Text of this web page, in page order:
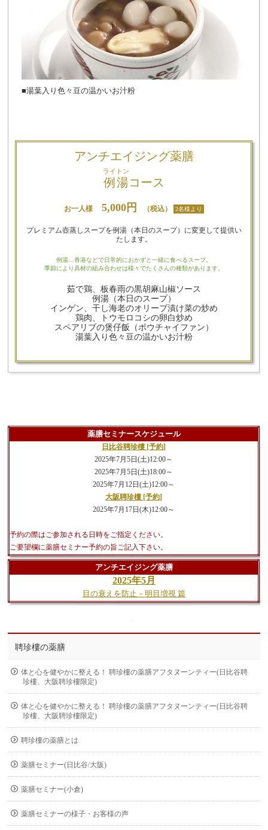
■湯葉入り色々豆の温かいお汁粉
アンチエイジング薬膳
例湯
ライトン
コース
お一人様 5,000円 （税込） 2名様より
プレミアム壺蒸しスープを例湯（本日のスープ）に変更して提供い
たします。
例湯…香港などで日常的におかずと一緒に食べるスープ。
季節により具材の組み合わせは様々でたくさんの種類があります。
茹で鶏、板春雨の黒胡麻山椒ソース
例湯（本日のスープ）
インゲン、干し海老のオリーブ漬け菜の炒め
鶏肉、トウモロコシの卵白炒め
スペアリブの煲仔飯（ポウチャイファン）
湯葉入り色々豆の温かいお汁粉
薬膳セミナースケジュール
日比谷聘珍樓 [予約]
2025年7月5日(土)12:00～
2025年7月5日(土)18:00～
2025年7月12日(土)12:00～
大阪聘珍樓 [予約]
2025年7月17日(木)12:00～
予約の際はご参加される日時をご指定ください。
ご要望欄に薬膳セミナー予約の旨ご記入下さい。
アンチエイジング薬膳
2025年5月
目の衰えを防止－明目増視 篇
聘珍樓の薬膳
体と心を健やかに整える！ 聘珍樓の薬膳アフタヌーンティー(日比谷聘
珍樓、大阪聘珍樓限定)
体と心を健やかに整える！ 聘珍樓の薬膳アフタヌーンティー(日比谷聘
珍樓、大阪聘珍樓限定)
聘珍樓の薬膳とは
薬膳セミナー(日比谷/大阪)
薬膳セミナー(小倉)
薬膳セミナーの様子・お客様の声